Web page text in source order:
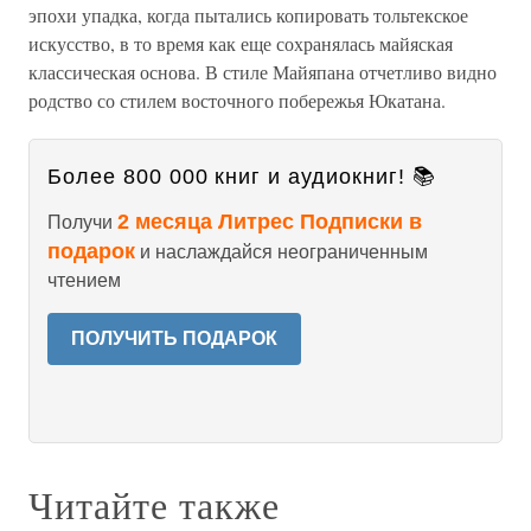
эпохи упадка, когда пытались копировать тольтекское
искусство, в то время как еще сохранялась майяская
классическая основа. В стиле Майяпана отчетливо видно
родство со стилем восточного побережья Юкатана.
Более 800 000 книг и аудиокниг! 📚
Получи 2 месяца Литрес Подписки в
подарок и наслаждайся неограниченным
чтением
ПОЛУЧИТЬ ПОДАРОК
Читайте также